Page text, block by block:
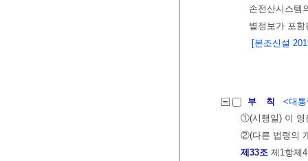
손전산시스템
별정보가 포
[본조신설
부 칙
<대
①(시행일) 이 영
②(다른 법령의
제33조 제1항제